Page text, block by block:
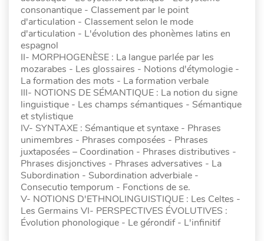
consonantique - Classement par le point
d'articulation - Classement selon le mode
d'articulation - L'évolution des phonèmes latins en
espagnol
II- MORPHOGENÈSE : La langue parlée par les
mozarabes - Les glossaires - Notions d'étymologie -
La formation des mots - La formation verbale
III- NOTIONS DE SÉMANTIQUE : La notion du signe
linguistique - Les champs sémantiques - Sémantique
et stylistique
IV- SYNTAXE : Sémantique et syntaxe - Phrases
unimembres - Phrases composées - Phrases
juxtaposées – Coordination - Phrases distributives -
Phrases disjonctives - Phrases adversatives - La
Subordination - Subordination adverbiale -
Consecutio temporum - Fonctions de se.
V- NOTIONS D'ETHNOLINGUISTIQUE : Les Celtes -
Les Germains VI- PERSPECTIVES ÉVOLUTIVES :
Évolution phonologique - Le gérondif - L'infinitif